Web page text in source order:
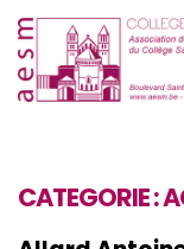
CATEGORIE :